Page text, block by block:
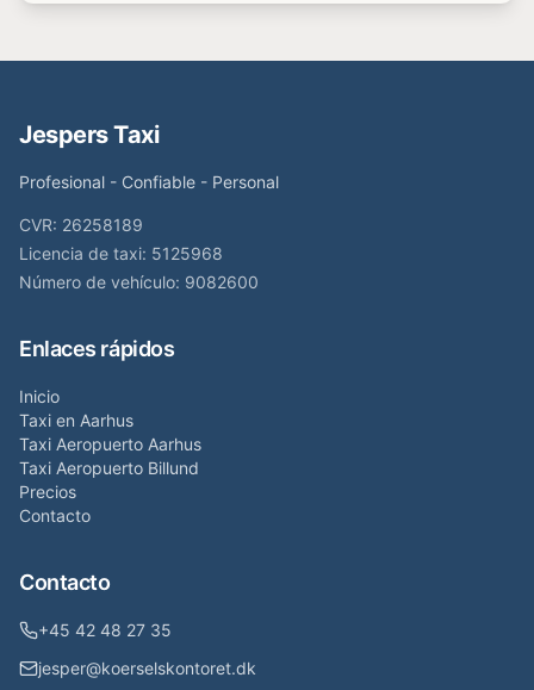
Jespers Taxi
Profesional - Confiable - Personal
CVR: 26258189
Licencia de taxi: 5125968
Número de vehículo: 9082600
Enlaces rápidos
Inicio
Taxi en Aarhus
Taxi Aeropuerto Aarhus
Taxi Aeropuerto Billund
Precios
Contacto
Contacto
+45 42 48 27 35
jesper@koerselskontoret.dk